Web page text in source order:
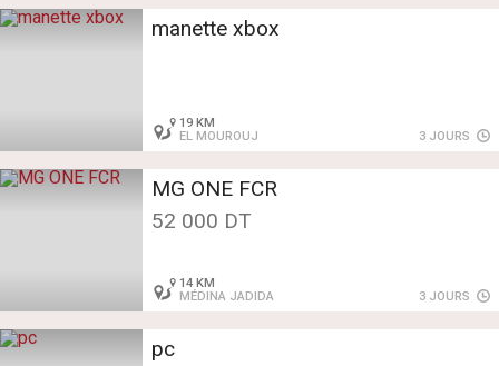
manette xbox
19 KM
EL MOUROUJ
3 JOURS
MG ONE FCR
52 000 DT
14 KM
MÉDINA JADIDA
3 JOURS
pc